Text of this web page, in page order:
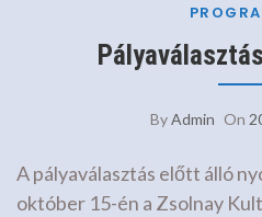
ByAdmin On
A pályaválasztás előtt álló
október 15-én a Zsolnay